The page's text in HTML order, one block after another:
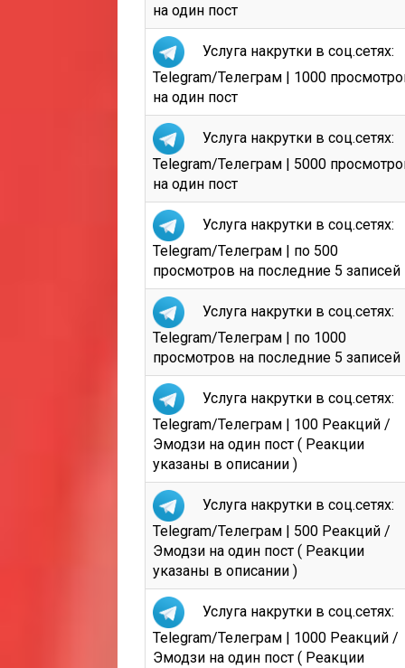
на один пост
Услуга накрутки в соц.сетях:
Telegram/Телеграм | 1000
на один пост
Услуга накрутки в соц.сетях:
Telegram/Телеграм | 5000
на один пост
Услуга накрутки в соц.сетях:
Telegram/Телеграм | по 500
просмотров на последние 5 записей
Услуга накрутки в соц.сетях:
Telegram/Телеграм | по 1000
просмотров на последние 5 записей
Услуга накрутки в соц.сетях:
Telegram/Телеграм | 100 Реакций /
Эмодзи на один пост ( Реакции
указаны в описании )
Услуга накрутки в соц.сетях:
Telegram/Телеграм | 500 Реакций /
Эмодзи на один пост ( Реакции
указаны в описании )
Услуга накрутки в соц.сетях:
Telegram/Телеграм | 1000 Реакций /
Эмодзи на один пост ( Реакции